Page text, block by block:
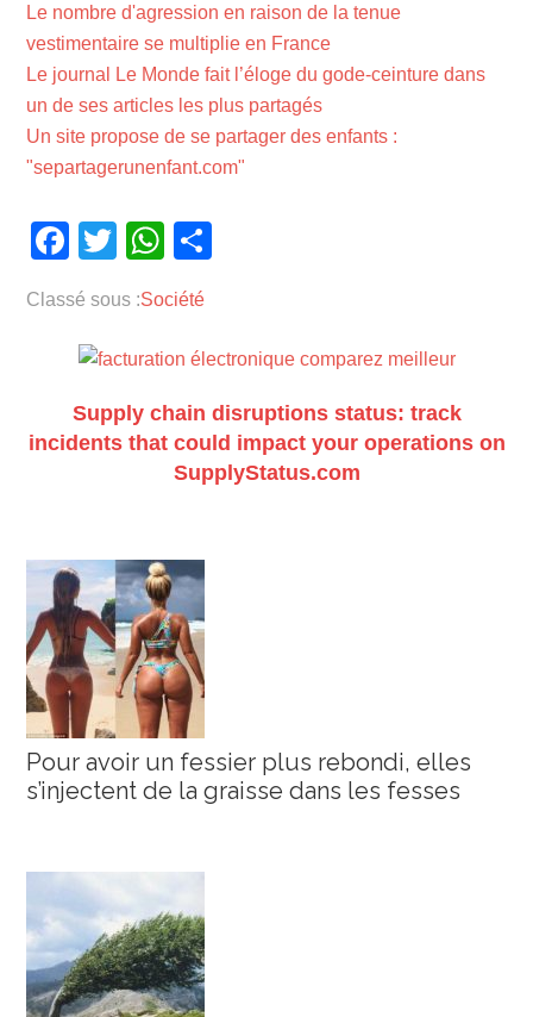
Le nombre d'agression en raison de la tenue
vestimentaire se multiplie en France
Le journal Le Monde fait l’éloge du gode-ceinture dans
un de ses articles les plus partagés
Un site propose de se partager des enfants :
"separtagerunenfant.com"
Facebook
TwitterWhatsApp
Classé sous :Société
Supply chain disruptions status: track
incidents that could impact your operations on
SupplyStatus.com
Pour avoir un fessier plus rebondi, elles
s’injectent de la graisse dans les fesses